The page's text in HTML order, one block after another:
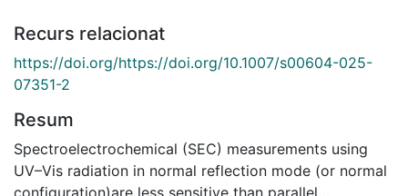
Recurs relacionat
https://doi.org/https://doi.org/10.1007/s00604-025-
07351-2
Resum
Spectroelectrochemical (SEC) measurements using
UV–Vis radiation in normal reflection mode (or normal
configuration)are less sensitive than parallel